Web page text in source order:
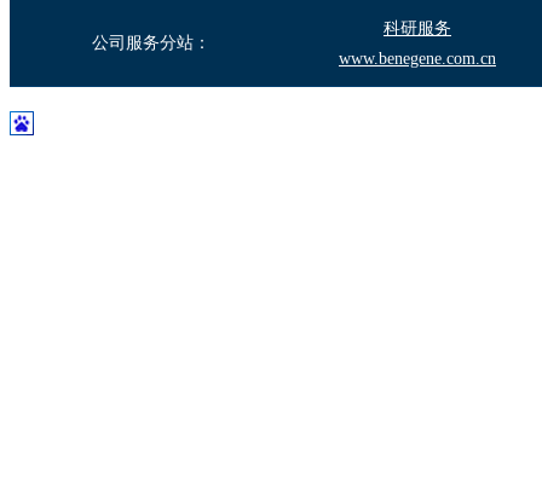
公司服务分站：
科研服务
www.benegene.com.cn